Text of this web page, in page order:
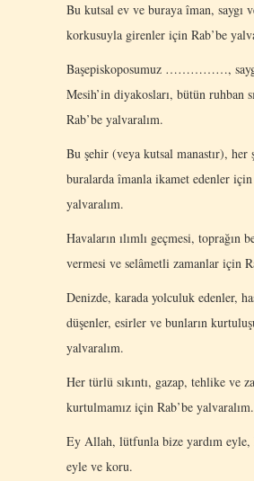
Bu kutsal ev ve buraya îman, saygı
korkusuyla girenler için Rab’be
Başepiskoposumuz ……………,
Mesih’in diyakosları, bütün ruhban
Rab’be yalvaralım.
Bu şehir (veya kutsal manastır), her
buralarda îmanla ikamet edenler için
yalvaralım.
Havaların ılımlı geçmesi, toprağın
vermesi ve selâmetli zamanlar için
Denizde, karada yolculuk edenler,
düşenler, esirler ve bunların
yalvaralım.
Her türlü sıkıntı, gazap, tehlike ve
kurtulmamız için Rab’be yalvaralım.
Ey Allah, lütfunla bize yardım eyle,
eyle ve koru.